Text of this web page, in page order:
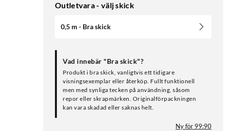
Outletvara - välj skick
0,5 m - Bra skick
Vad innebär "Bra skick"?
Produkt i bra skick, vanligtvis ett tidigare
visningsexemplar eller återköp. Fullt funktionell
men med synliga tecken på användning, såsom
repor eller skrapmärken. Originalförpackningen
kan vara skadad eller saknas helt.
Ny för 99:90